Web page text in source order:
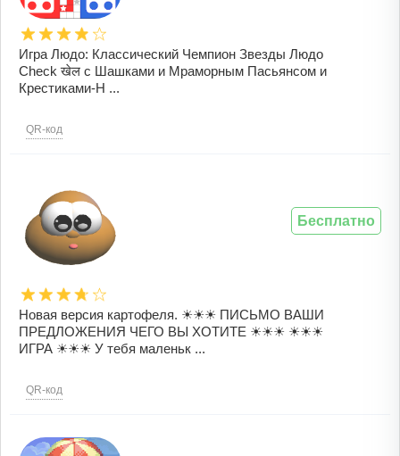
Игра Людо: Классический Чемпион Звезды Людо
Check खेल с Шашками и Мраморным Пасьянсом и
Крестиками-Н ...
QR-код
Новая версия картофеля. ☀☀☀ ПИСЬМО ВАШИ
ПРЕДЛОЖЕНИЯ ЧЕГО ВЫ ХОТИТЕ ☀☀☀ ☀☀☀
ИГРА ☀☀☀ У тебя маленьк ...
QR-код
Бесплатно